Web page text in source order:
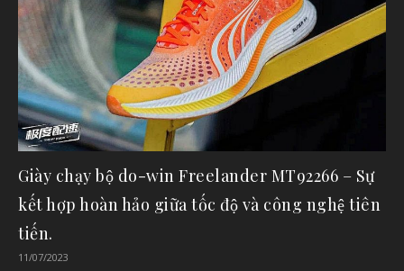
Giày chạy bộ do-win Freelander MT92266 – Sự
kết hợp hoàn hảo giữa tốc độ và công nghệ tiên
tiến.
11/07/2023